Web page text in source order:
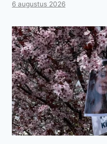
6 augustus 2026